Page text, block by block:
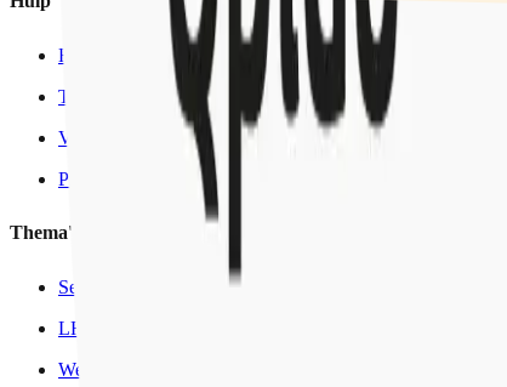
Hulpverlening
Training
Voorlichting
Producten
Thema's
Seksuele ontwikkeling
LHBTIQ+
Wensen & Grenzen